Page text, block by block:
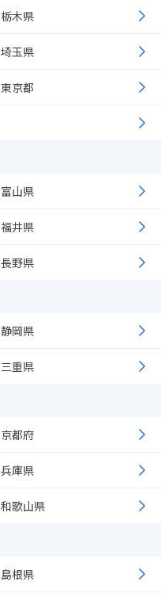
栃木県
埼玉県
東京都
富山県
福井県
長野県
静岡県
三重県
京都府
兵庫県
和歌山県
島根県